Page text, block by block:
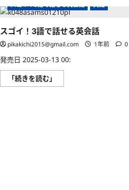
い
て
ら
に
読
A 50［音声DL付］
スゴイ！3語で話せる英会話 英語
スゴイ！3語で話せる英会話
pikakichi2015@gmail.com 1年前 0
発売日 2025-03-13 00:
「続きを読む」
ゴ